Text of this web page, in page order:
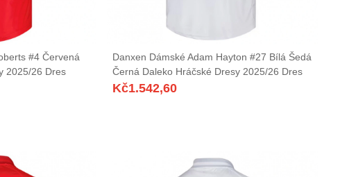
#4 Červená
2025/26 Dres
Danxen Dámské Adam Hayton #27 Bílá Šedá
Černá Daleko Hráčské Dresy 2025/26 Dres
Kč1.542,60